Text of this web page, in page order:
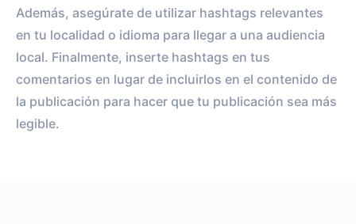
Además, asegúrate de utilizar hashtags relevantes
en tu localidad o idioma para llegar a una audiencia
local. Finalmente, inserte hashtags en tus
comentarios en lugar de incluirlos en el contenido de
la publicación para hacer que tu publicación sea más
legible.